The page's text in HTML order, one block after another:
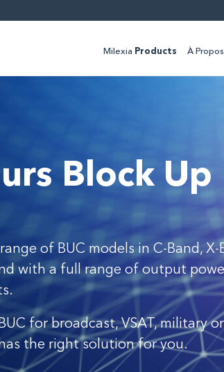
Milexia Products À Propos
Block Up
of BUC models in C-Band, X-
with a full range of output
for broadcast, VSAT, military
the right solution for you.